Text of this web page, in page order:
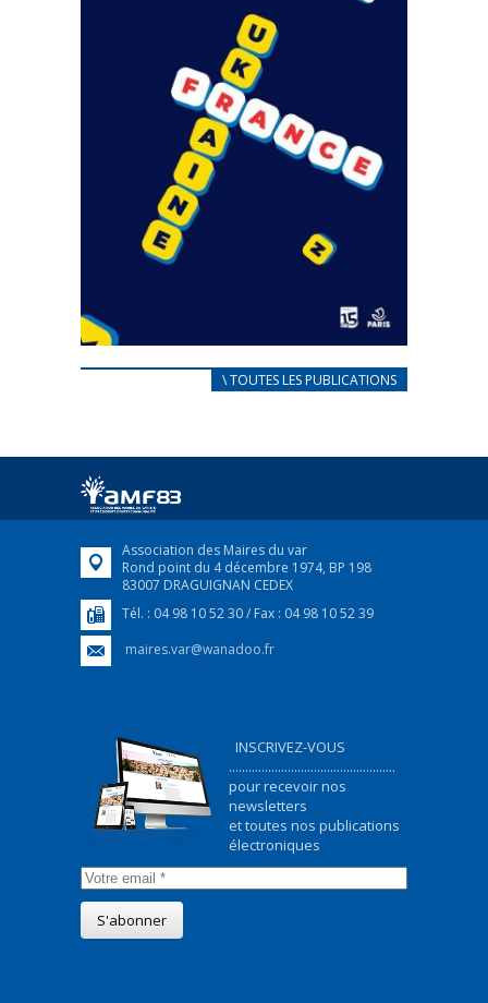
CARNET D’ACCUEIL
Afin d’accompagner au mieux les réfugiés
FEUILLETER
\ TOUTES LES PUBLICATIONS
Association des Maires du var
Rond point du 4 décembre 1974, BP 198
83007 DRAGUIGNAN CEDEX
Tél. : 04 98 10 52 30 / Fax : 04 98 10 52 39
maires.var@wanadoo.fr
INSCRIVEZ-VOUS
...................................................
pour recevoir nos
newsletters
et toutes nos publications
électroniques